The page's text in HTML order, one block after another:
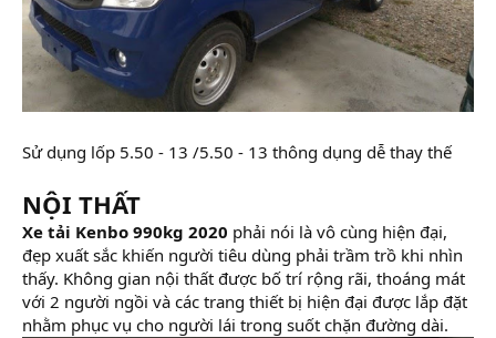
Sử dụng lốp 5.50 - 13 /5.50 - 13 thông dụng dễ thay thế
NỘI THẤT
Xe tải Kenbo 990kg 2020 phải nói là vô cùng hiện đại,
đẹp xuất sắc khiến người tiêu dùng phải trầm trồ khi nhìn
thấy. Không gian nội thất được bố trí rộng rãi, thoáng mát
với 2 người ngồi và các trang thiết bị hiện đại được lắp đặt
nhằm phục vụ cho người lái trong suốt chặn đường dài.